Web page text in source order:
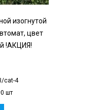
изогнутой
цвет
!АКЦИЯ!
cat-4
шт